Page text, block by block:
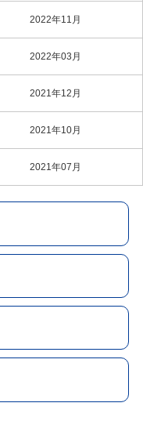
2022年11月
2022年03月
2021年12月
2021年10月
2021年07月